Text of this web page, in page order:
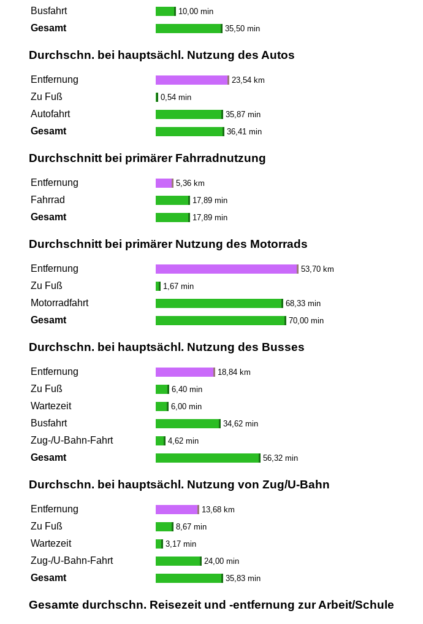
Busfahrt 10,00 min
Gesamt 35,50 min
Durchschn. bei hauptsächl. Nutzung des Autos
Entfernung 23,54 km
Zu Fuß 0,54 min
Autofahrt 35,87 min
Gesamt 36,41 min
Durchschnitt bei primärer Fahrradnutzung
Entfernung 5,36 km
Fahrrad 17,89 min
Gesamt 17,89 min
Durchschnitt bei primärer Nutzung des Motorrads
Entfernung 53,70 km
Zu Fuß 1,67 min
Motorradfahrt 68,33 min
Gesamt 70,00 min
Durchschn. bei hauptsächl. Nutzung des Busses
Entfernung 18,84 km
Zu Fuß 6,40 min
Wartezeit 6,00 min
Busfahrt 34,62 min
Zug-/U-Bahn-Fahrt 4,62 min
Gesamt 56,32 min
Durchschn. bei hauptsächl. Nutzung von Zug/U-Bahn
Entfernung 13,68 km
Zu Fuß 8,67 min
Wartezeit 3,17 min
Zug-/U-Bahn-Fahrt 24,00 min
Gesamt 35,83 min
Gesamte durchschn. Reisezeit und -entfernung zur Arbeit/Schule